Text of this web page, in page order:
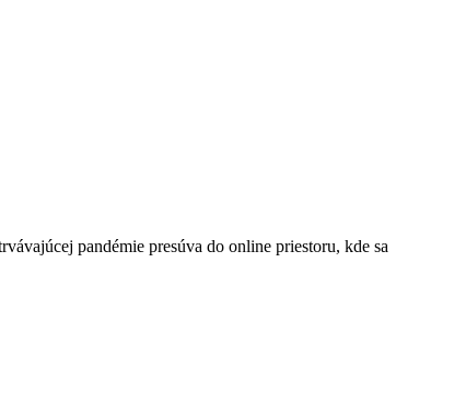
pandémie presúva do online priestoru, kde sa